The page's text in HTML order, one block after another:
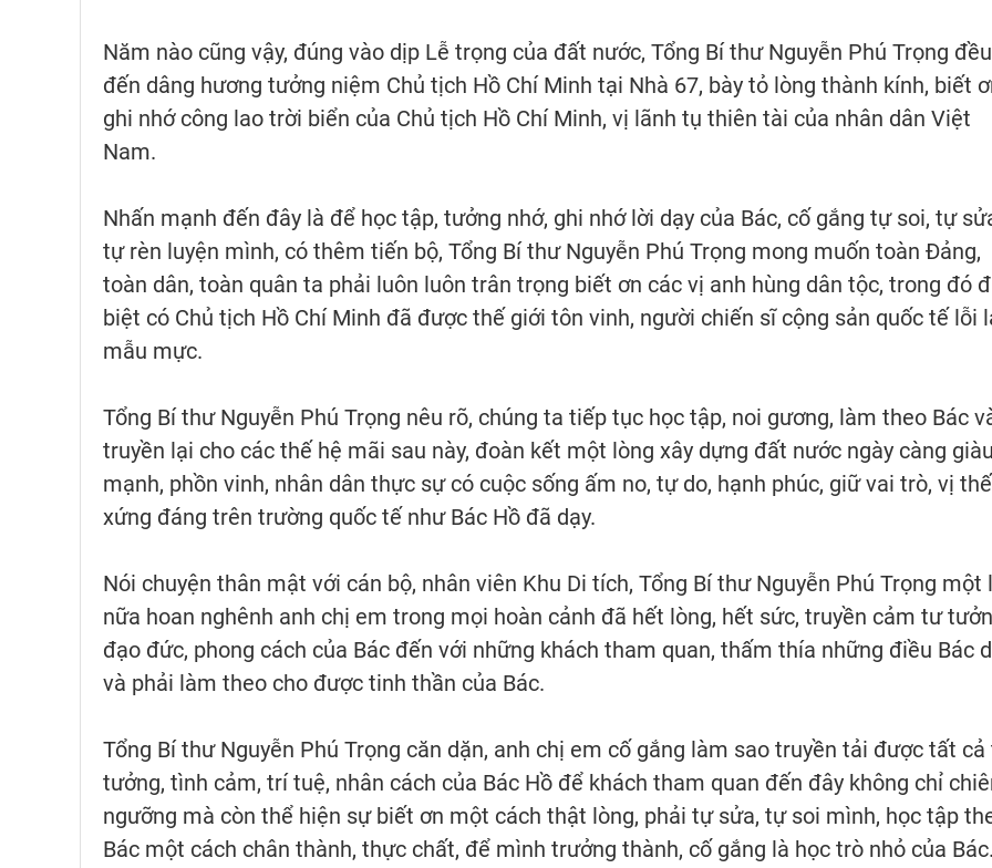
Năm nào cũng vậy, đúng vào dịp Lễ trọng của đất nước, Tổng Bí thư Nguyễn Phú Trọng đều
đến dâng hương tưởng niệm Chủ tịch Hồ Chí Minh tại Nhà 67, bày tỏ lòng thành kính, biết
ghi nhớ công lao trời biển của Chủ tịch Hồ Chí Minh, vị lãnh tụ thiên tài của nhân dân Việt
Nam.
Nhấn mạnh đến đây là để học tập, tưởng nhớ, ghi nhớ lời dạy của Bác, cố gắng tự soi, tự
tự rèn luyện mình, có thêm tiến bộ, Tổng Bí thư Nguyễn Phú Trọng mong muốn toàn Đảng,
toàn dân, toàn quân ta phải luôn luôn trân trọng biết ơn các vị anh hùng dân tộc, trong đó
biệt có Chủ tịch Hồ Chí Minh đã được thế giới tôn vinh, người chiến sĩ cộng sản quốc tế lỗi
mẫu mực.
Tổng Bí thư Nguyễn Phú Trọng nêu rõ, chúng ta tiếp tục học tập, noi gương, làm theo Bác
truyền lại cho các thế hệ mãi sau này, đoàn kết một lòng xây dựng đất nước ngày càng
mạnh, phồn vinh, nhân dân thực sự có cuộc sống ấm no, tự do, hạnh phúc, giữ vai trò, vị thế
xứng đáng trên trường quốc tế như Bác Hồ đã dạy.
Nói chuyện thân mật với cán bộ, nhân viên Khu Di tích, Tổng Bí thư Nguyễn Phú Trọng một
nữa hoan nghênh anh chị em trong mọi hoàn cảnh đã hết lòng, hết sức, truyền cảm tư
đạo đức, phong cách của Bác đến với những khách tham quan, thấm thía những điều Bác
và phải làm theo cho được tinh thần của Bác.
Tổng Bí thư Nguyễn Phú Trọng căn dặn, anh chị em cố gắng làm sao truyền tải được tất
tưởng, tình cảm, trí tuệ, nhân cách của Bác Hồ để khách tham quan đến đây không chỉ
ngưỡng mà còn thể hiện sự biết ơn một cách thật lòng, phải tự sửa, tự soi mình, học tập
Bác một cách chân thành, thực chất, để mình trưởng thành, cố gắng là học trò nhỏ của